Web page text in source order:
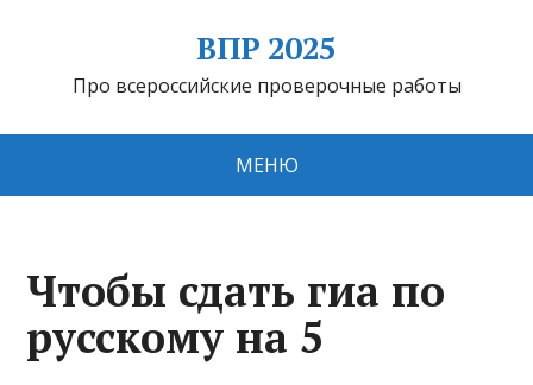
ВПР 2025
Про всероссийские проверочные работы
МЕНЮ
Чтобы сдать гиа по
русскому на 5